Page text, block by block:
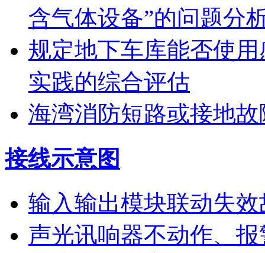
含气体设备”的问题分
规定地下车库能否使
实践的综合评估
海湾消防短路或接地
接线示意图
输入输出模块联动失效
声光讯响器不动作、